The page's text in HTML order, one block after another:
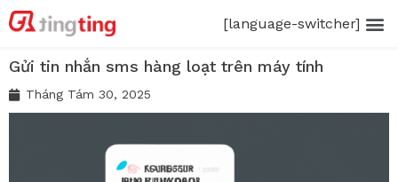
[language-switcher]
Gửi tin nhắn sms hàng loạt trên máy tính
Tháng Tám 30, 2025